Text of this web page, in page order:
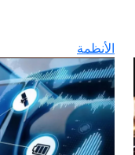
الأنظمة